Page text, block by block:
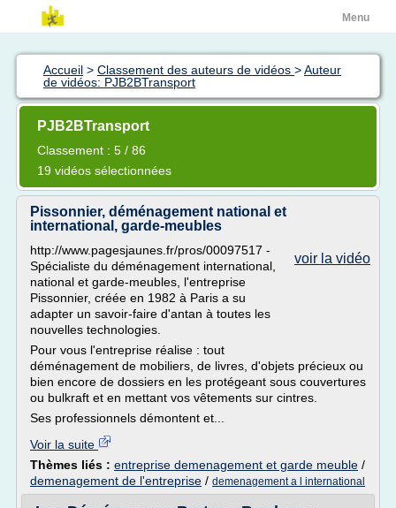
Menu
Accueil > Classement des auteurs de vidéos >Auteur
de vidéos: PJB2BTransport
PJB2BTransport
Classement : 5 / 86
19 vidéos sélectionnées
Pissonnier, déménagement national et
international, garde-meubles
voir la vidéo
http://www.pagesjaunes.fr/pros/00097517 -
Spécialiste du déménagement international,
national et garde-meubles, l'entreprise
Pissonnier, créée en 1982 à Paris a su
adapter un savoir-faire d'antan à toutes les
nouvelles technologies.
Pour vous l'entreprise réalise : tout
déménagement de mobiliers, de livres, d'objets précieux ou
bien encore de dossiers en les protégeant sous couvertures
ou bulkraft et en mettant vos vêtements sur cintres.
Ses professionnels démontent et...
Voir la suite
Thèmes liés : entreprise demenagement et garde meuble /
demenagement de l'entreprise / demenagement a l international